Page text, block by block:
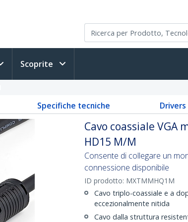
Scoprite
Specifiche tecniche
Cavo coassiale
HD15 M/M
Consente di collegare un
connessione disponibile
ID prodotto: MXTMMHQ1M
Cavo triplo-coassiale e a
eccezionalmente nitida
Cavo dalla struttura